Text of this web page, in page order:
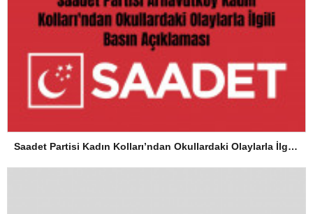
Saadet Partisi Kadın Kolları’ndan Okullardaki Olaylarla İlgili Basın Açıklaması